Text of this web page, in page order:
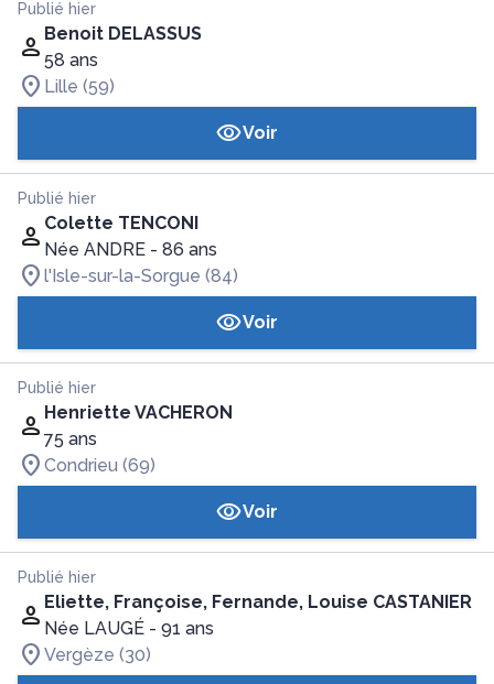
Publié hier
Benoit DELASSUS
58 ans
Lille (59)
Voir
Publié hier
Colette TENCONI
Née ANDRE - 86 ans
l'Isle-sur-la-Sorgue (84)
Voir
Publié hier
Henriette VACHERON
75 ans
Condrieu (69)
Voir
Publié hier
Eliette, Françoise, Fernande, Louise CASTANIER
Née LAUGÉ - 91 ans
Vergèze (30)